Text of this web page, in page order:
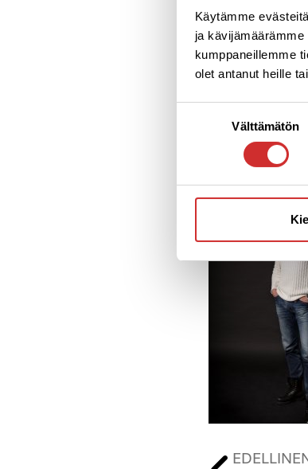
Käytämme
ja
kumppaneillemme
olet antanut heille
Välttämätön
Sami Hurme
www.aplico.fi
019 312 880